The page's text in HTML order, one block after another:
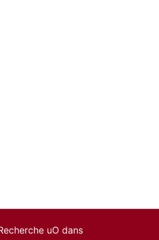
uO dans